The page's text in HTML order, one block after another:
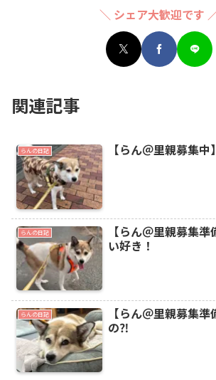
＼ シェア大歓迎です
関連記事
らんの日記 【らん＠里親募集
らんの日記
【らん＠里親募集
い好き！
らんの日記
【らん＠里親募集
の⁈